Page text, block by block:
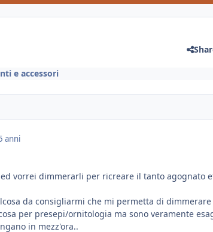
e accessori
anni
vorrei dimmerarli per ricreare il tanto agognato
da consigliarmi che mi permetta di
per presepi/ornitologia ma sono veramente
in mezz'ora..